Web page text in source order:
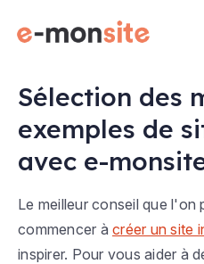
Sélection des
exemples de
avec e-
Le meilleur conseil que l'on
commencer à créer un site
inspirer. Pour vous aider à